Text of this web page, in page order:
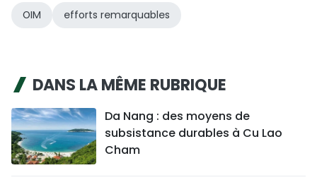
OIM efforts remarquables
DANS LA MÊME RUBRIQUE
Da Nang : des moyens de
subsistance durables à Cu Lao
Cham